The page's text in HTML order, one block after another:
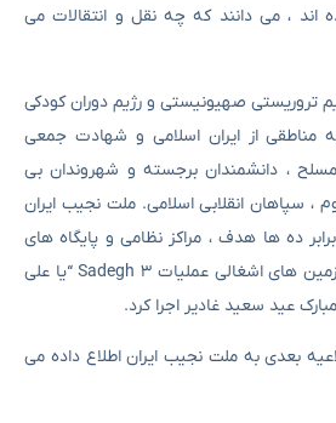
اند ، می دانند که چه نقل و انتقالات می
تروریستی صهیونیستی و رژیم دوران کودکی
مناطقی از ایران اسلامی و شهادت جمعی
مسلح ، دانشمندان برجسته و شهروندان بی
، سپاهان انقلابی اسلامی. ملت نجیب ایران
ده ها هدف ، مراکز نظامی و پایگاه های
هوایی صهیونیستی در سرزمین های اشغالی عملیات Sadegh 3 “یا علی
بعدی به ملت نجیب ایران اطلاع داده می